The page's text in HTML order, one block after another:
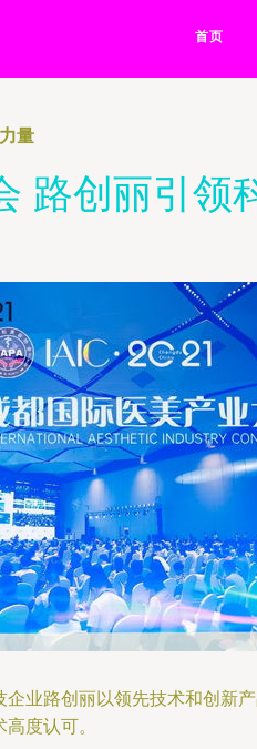
首页
量
路创丽引领
业路创丽以领先技术和创新
度认可。